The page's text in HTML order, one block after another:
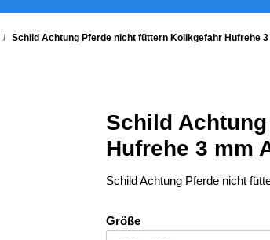
Schild Achtung Pferde nicht füttern Kolikgefahr Hufrehe
Schild
Hufrehe 3 mm
Schild Achtung Pferde nicht
Größe